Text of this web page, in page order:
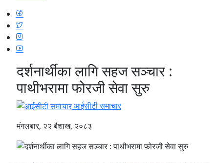
दर्शनार्थीका लागि सहज सञ्चार :
पाथीभरामा फोरजी सेवा सुरु
आईसीटी समाचार
मंगलबार, २२ बैशाख, २०८३